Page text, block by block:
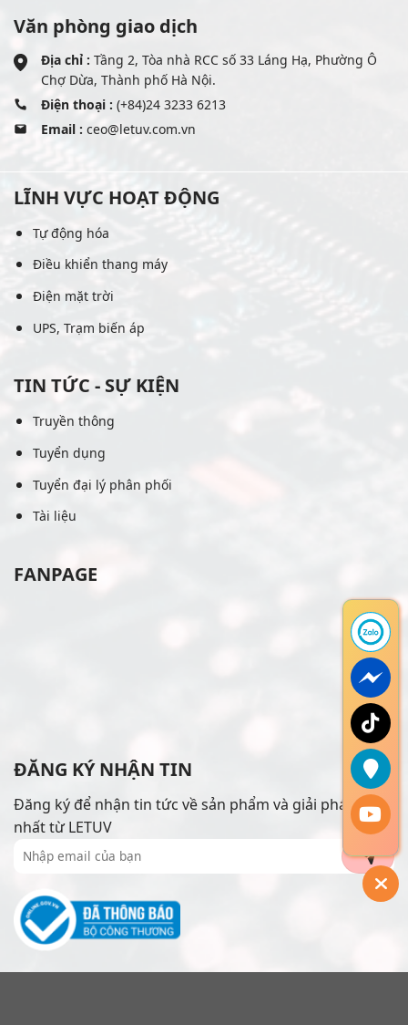
Văn phòng giao dịch
Địa chỉ : Tầng 2, Tòa nhà RCC số 33 Láng Hạ, Phường Ô
Chợ Dừa, Thành phố Hà Nội.
Điện thoại : (+84)24 3233 6213
Email : ceo@letuv.com.vn
LĨNH VỰC HOẠT ĐỘNG
Tự động hóa
Điều khiển thang máy
Điện mặt trời
UPS, Trạm biến áp
TIN TỨC - SỰ KIỆN
Truyền thông
Tuyển dụng
Tuyển đại lý phân phối
Tài liệu
FANPAGE
ĐĂNG KÝ NHẬN TIN
Đăng ký để nhận tin tức về sản phẩm và giải pháp mới
nhất từ LETUV